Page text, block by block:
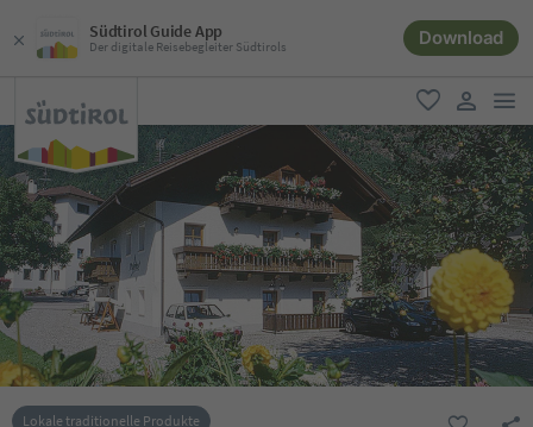
Südtirol Guide App
Der digitale Reisebegleiter Südtirols Download
favorit
user link
Lokale traditionelle Produkte